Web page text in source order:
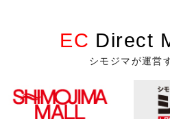
EC Direct
シモジマが運営